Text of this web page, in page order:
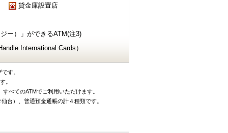
貸金庫設置店
ー）」ができるATM(注3)
International Cards）
す。
。
べてのATMでご利用いただけます。
台）、普通預金通帳の計４種類です。